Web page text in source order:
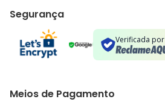
Segurança
Verificada por
Meios de Pagamento